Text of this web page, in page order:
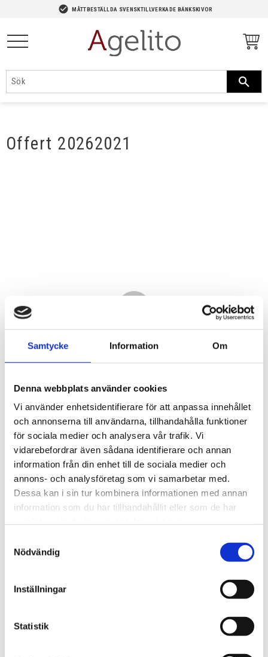
Samtycke Information Om
Denna webbplats använder cookies
Vi använder enhetsidentifierare för att anpassa innehållet
och annonserna till användarna, tillhandahålla funktioner
för sociala medier och analysera vår trafik. Vi
vidarebefordrar även sådana identifierare och annan
information från din enhet till de sociala medier och
annons- och analysföretag som vi samarbetar med.
Dessa kan i sin tur kombinera informationen med annan
information som du har tillhandahållit eller som de har
Nödvändig
Inställningar
Statistik
check_circle MÅTTBESTÄLLDA SVENSKTILLVERKADE BÄNKSKIVOR
Offert 20262021
7 790,00KR
Antal
Lagervara
Artikelnr
20262021